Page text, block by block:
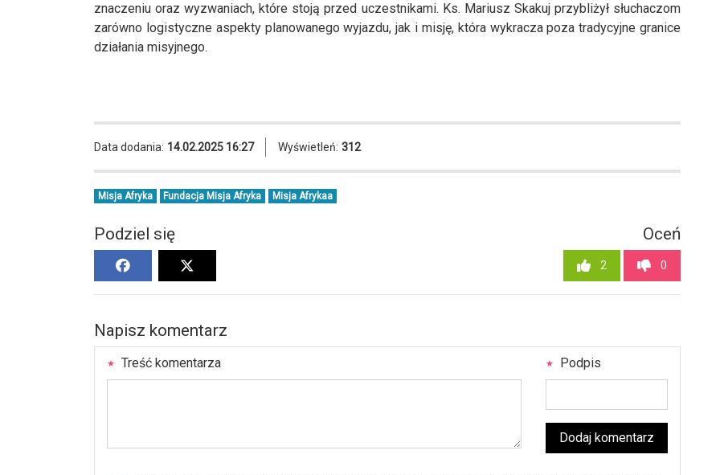
znaczeniu oraz wyzwaniach, które stoją przed uczestnikami. Ks. Mariusz Skakuj przybliżył słuchaczom
zarówno logistyczne aspekty planowanego wyjazdu, jak i misję, która wykracza poza tradycyjne granice
działania misyjnego.
Data dodania: 14.02.2025 16:27 Wyświetleń: 312
Misja Afryka Fundacja Misja Afryka Misja Afrykaa
Podziel się Oceń
2 0
Napisz komentarz
Treść komentarza Podpis
Dodaj komentarz